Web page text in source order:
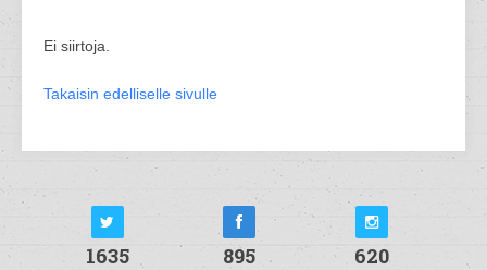
Ei siirtoja.
Takaisin edelliselle sivulle
1635 895 620